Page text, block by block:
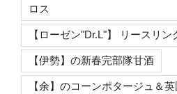
ロス
【ローゼン"Dr.L"】 リースリン
【伊勢】の新春完部隊甘酒
【余】のコーンポタージュ＆